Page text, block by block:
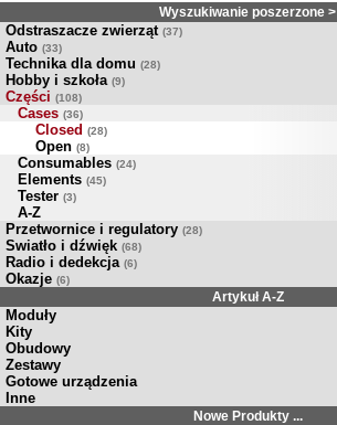
Wyszukiwanie poszerzone >
Odstraszacze zwierząt (37)
Auto (33)
Technika dla domu (28)
Hobby i szkoła (9)
Części (108)
Cases (36)
Closed (28)
Open (8)
Consumables (24)
Elements (45)
Tester (3)
A-Z
Przetwornice i regulatory (28)
Swiatło i dźwięk (68)
Radio i dedekcja (6)
Okazje (6)
Artykuł A-Z
Moduły
Kity
Obudowy
Zestawy
Gotowe urządzenia
Inne
Nowe Produkty ...